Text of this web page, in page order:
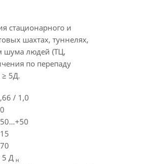
стационарного и
шахтах, туннелях,
шума людей (ТЦ,
по перепаду
≥ 5Д.
/ 1,0
5 Д н